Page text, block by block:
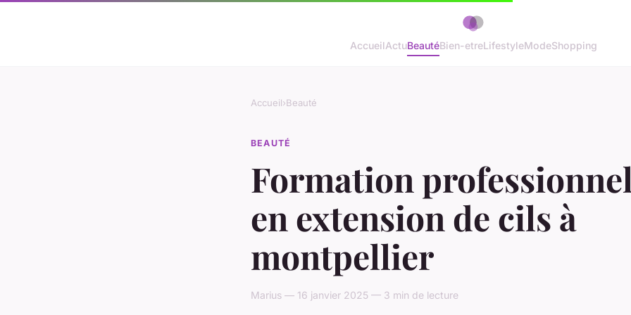
AccueilActuBeautéBien-etreLifestyleModeShopping
Accueil›Beauté
BEAUTÉ
Formation
en extension de cils à
montpellier
Marius — 16 janvier 2025 — 3 min de lecture